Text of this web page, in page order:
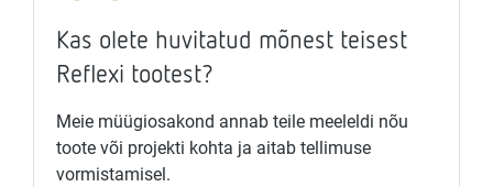
Kas olete huvitatud mõnest teisest
Reflexi tootest?
Meie müügiosakond annab teile meeleldi nõu
toote või projekti kohta ja aitab tellimuse
vormistamisel.